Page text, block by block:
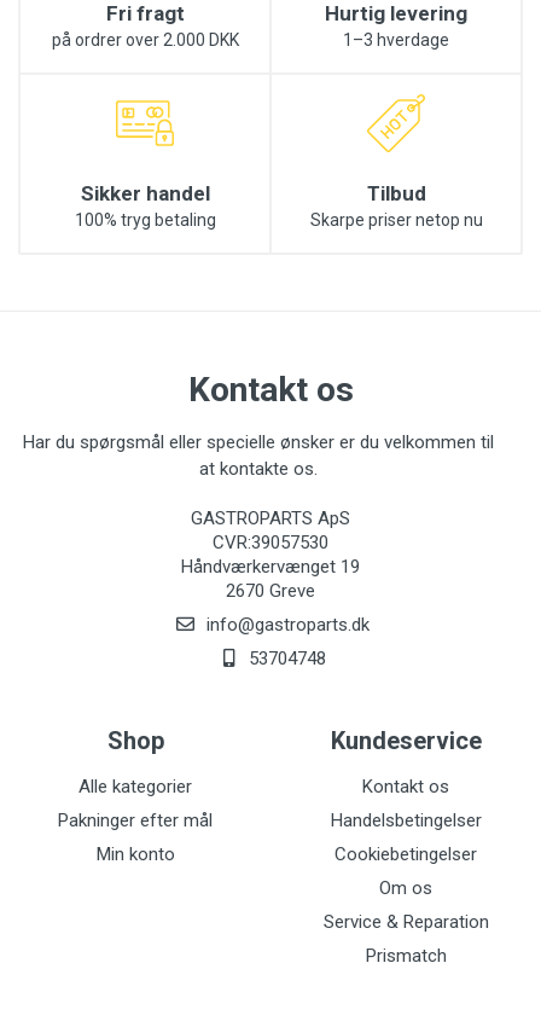
Fri fragt
på ordrer over 2.000 DKK
Hurtig levering
1–3 hverdage
Sikker handel
100% tryg betaling
Tilbud
Skarpe priser netop nu
Kontakt os
Har du spørgsmål eller specielle ønsker er du velkommen til
at kontakte os.
GASTROPARTS ApS
CVR:39057530
Håndværkervænget 19
2670 Greve
info@gastroparts.dk
53704748
Shop
Alle kategorier
Pakninger efter mål
Min konto
Kundeservice
Kontakt os
Handelsbetingelser
Cookiebetingelser
Om os
Service & Reparation
Prismatch